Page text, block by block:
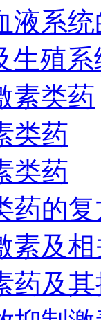
液系
生殖
素类药
类药
类药
药的
素及
药及